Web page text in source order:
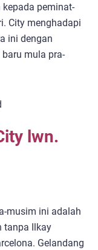
peminat-
City menghadapi
ini dengan
mula pra-
lwn.
musim ini adalah
tanpa Ilkay
Gelandang